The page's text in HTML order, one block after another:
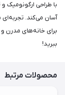
با طراحی ارگونومیک
آسان می‌کند.
برای خانه‌های مدرن
ببرید!
محصولات مرتبط